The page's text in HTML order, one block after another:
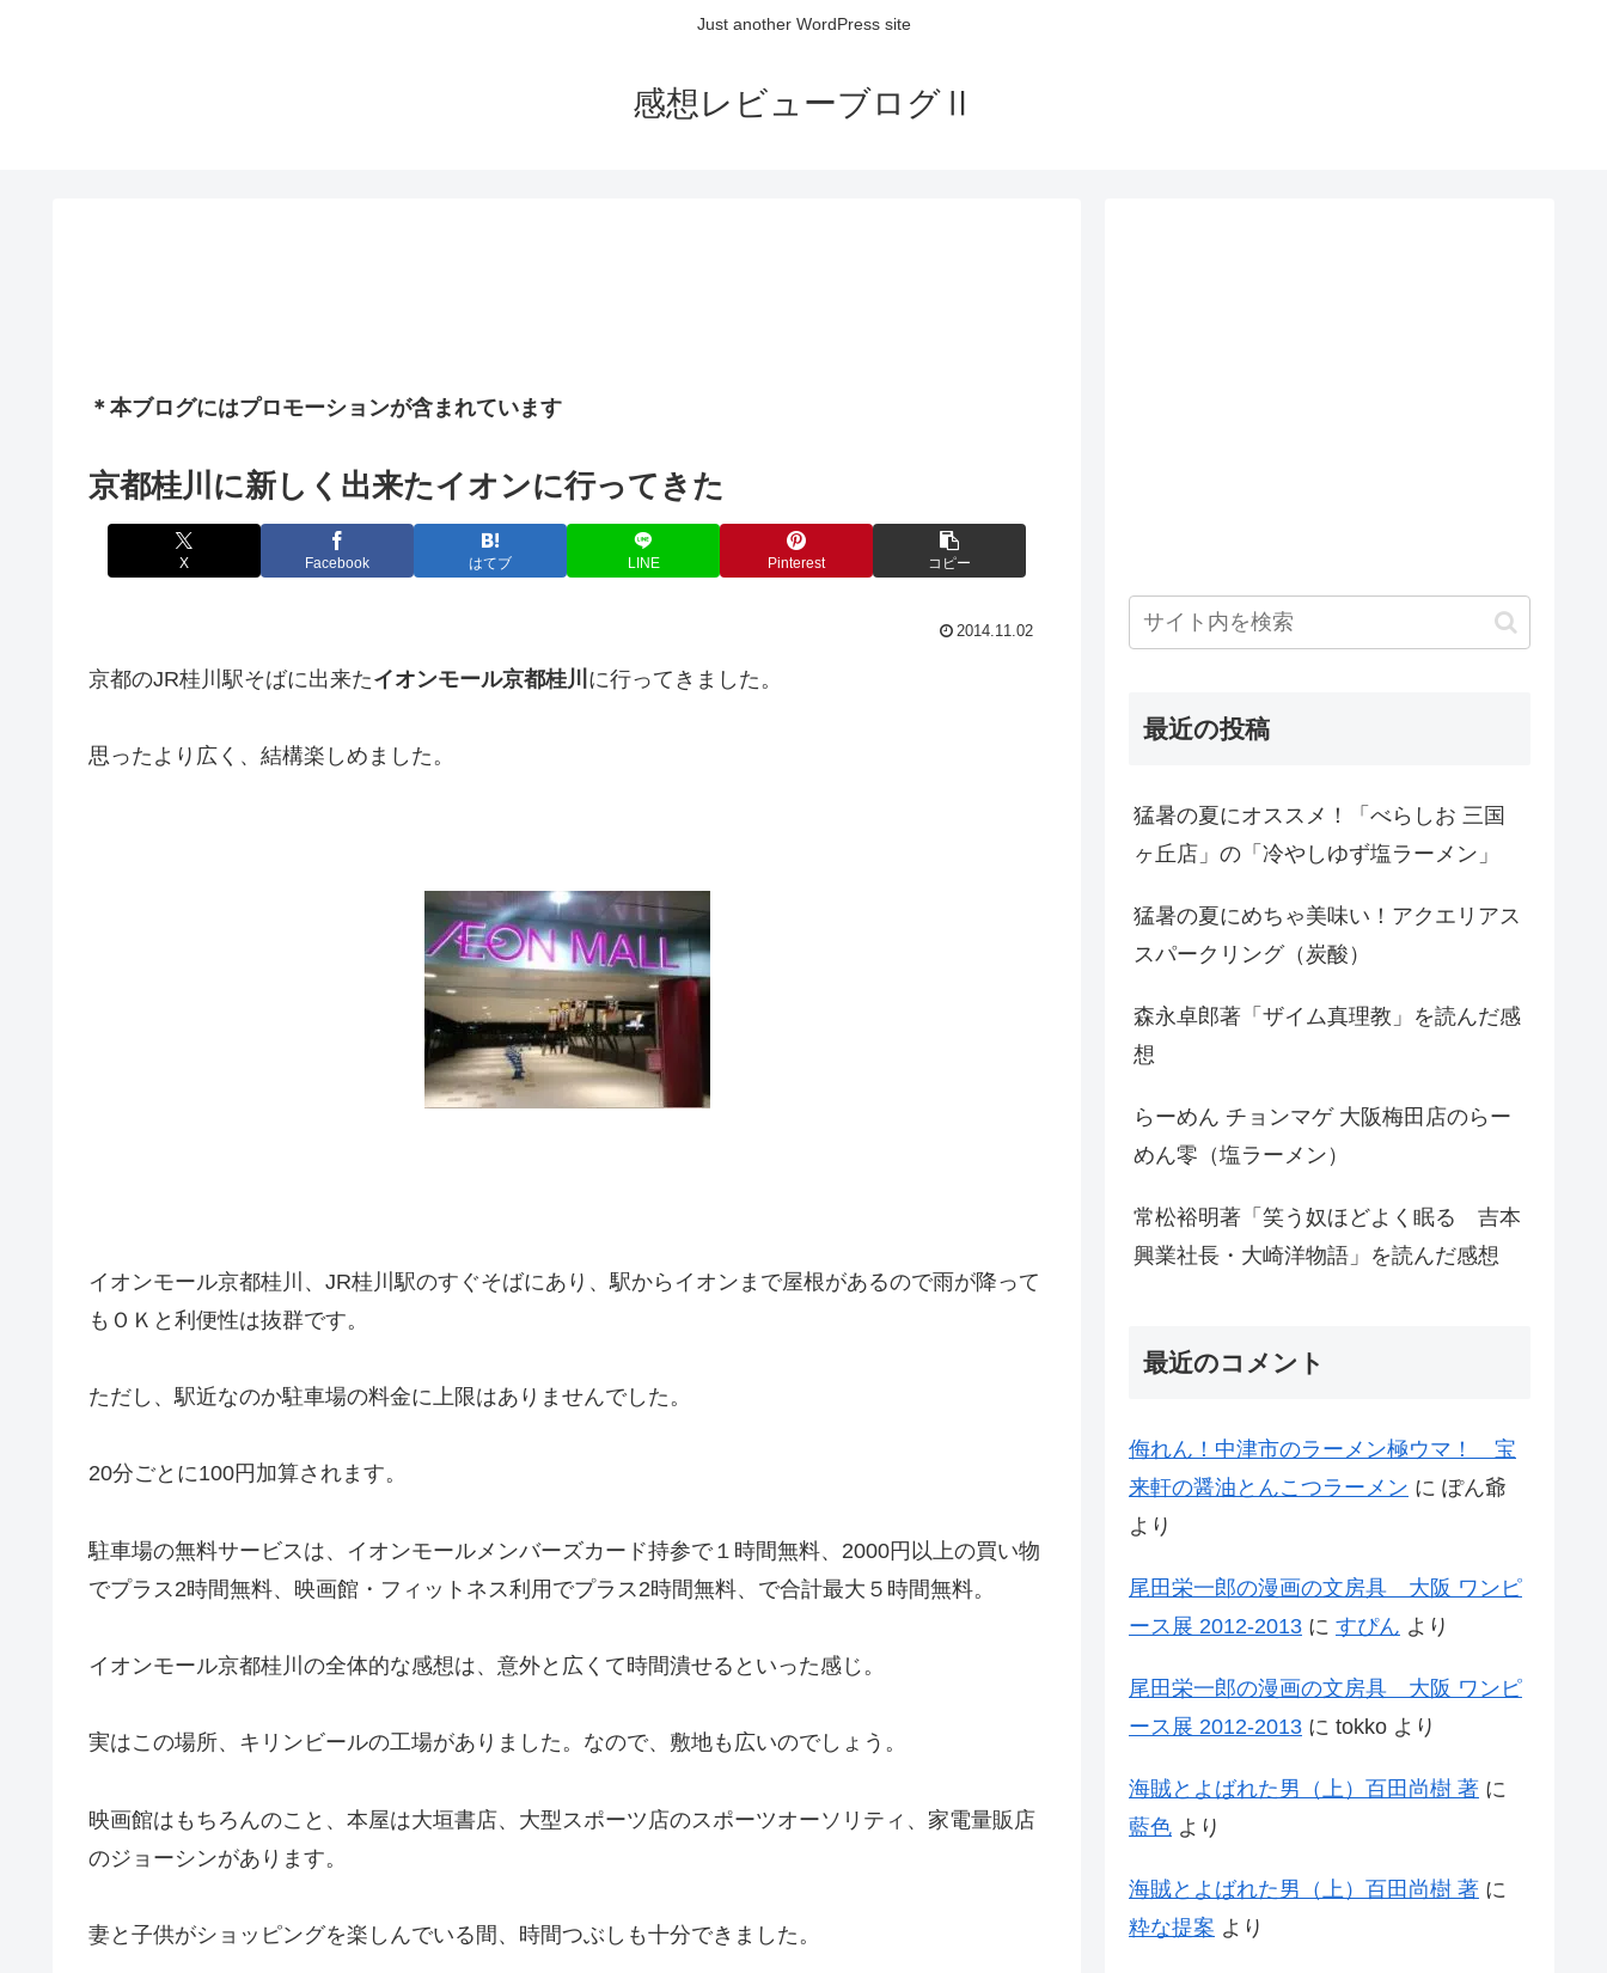
Just another WordPress site
感想レビューブログⅡ
＊本ブログにはプロモーションが含まれています
京都桂川に新しく出来たイオンに行ってきた
X Facebook はてブ LINE Pinterest コピー
2014.11.02
京都のJR桂川駅そばに出来たイオンモール京都桂川 に行ってきました。
思ったより広く、結構楽しめました。
イオンモール京都桂川、JR桂川駅のすぐそばにあり、駅からイオンまで屋根があるので雨が降って
もＯＫと利便性は抜群です。
ただし、駅近なのか駐車場の料金に上限はありませんでした。
20分ごとに100円加算されます。
駐車場の無料サービスは、イオンモールメンバーズカード持参で１時間無料、2000円以上の買い物
でプラス2時間無料、映画館・フィットネス利用でプラス2時間無料、で合計最大５時間無料。
イオンモール京都桂川の全体的な感想は、意外と広くて時間潰せるといった感じ。
実はこの場所、キリンビールの工場がありました。なので、敷地も広いのでしょう。
映画館はもちろんのこと、本屋は大垣書店、大型スポーツ店のスポーツオーソリティ、家電量販店
のジョーシンがあります。
妻と子供がショッピングを楽しんでいる間、時間つぶしも十分できました。
最近の投稿
猛暑の夏にオススメ！「べらしお 三国
ヶ丘店」の「冷やしゆず塩ラーメン」
猛暑の夏にめちゃ美味い！アクエリアス
スパークリング（炭酸）
森永卓郎著「ザイム真理教」を読んだ感
想
らーめん チョンマゲ 大阪梅田店のらー
めん零（塩ラーメン）
常松裕明著「笑う奴ほどよく眠る 吉本
興業社長・大崎洋物語」を読んだ感想
最近のコメント
侮れん！中津市のラーメン極ウマ！ 宝
来軒の醤油とんこつラーメン に ぽん爺
より
尾田栄一郎の漫画の文房具 大阪 ワンピ
ース展 2012-2013 に すぴん より
尾田栄一郎の漫画の文房具 大阪 ワンピ
ース展 2012-2013 に tokko より
海賊とよばれた男（上）百田尚樹 著 に
藍色 より
海賊とよばれた男（上）百田尚樹 著 に
粋な提案 より